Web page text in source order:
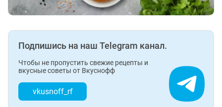
Подпишись на наш Telegram канал.
Чтобы не пропустить свежие рецепты и
вкусные советы от Вкуснофф
vkusnoff_rf